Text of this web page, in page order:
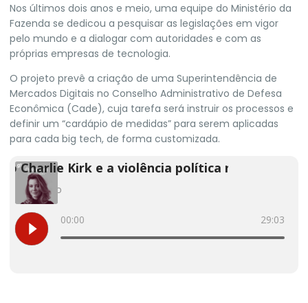
Nos últimos dois anos e meio, uma equipe do Ministério da
Fazenda se dedicou a pesquisar as legislações em vigor
pelo mundo e a dialogar com autoridades e com as
próprias empresas de tecnologia.
O projeto prevê a criação de uma Superintendência de
Mercados Digitais no Conselho Administrativo de Defesa
Econômica (Cade), cuja tarefa será instruir os processos e
definir um “cardápio de medidas” para serem aplicadas
para cada big tech, de forma customizada.